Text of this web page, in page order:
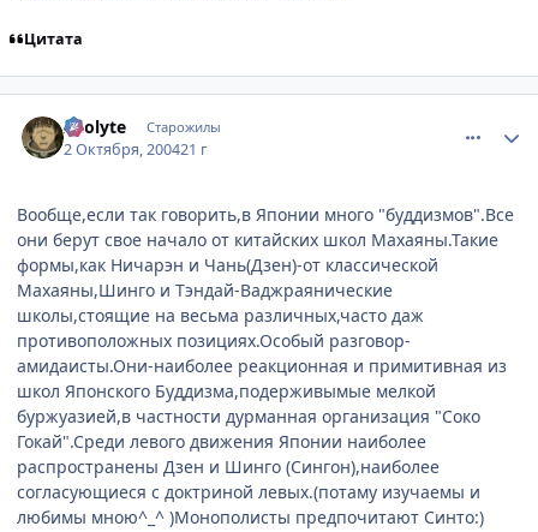
Цитата
Acolyte Старожилы
2 Октября, 200421 г
Вообще,если так говорить,в Японии много "буддизмов".Все
они берут свое начало от китайских школ Махаяны.Такие
формы,как Ничарэн и Чань(Дзен)-от классической
Махаяны,Шинго и Тэндай-Ваджраянические
школы,стоящие на весьма различных,часто даж
противоположных позициях.Особый разговор-
амидаисты.Они-наиболее реакционная и примитивная из
школ Японского Буддизма,подерживымые мелкой
буржуазией,в частности дурманная организация "Соко
Гокай".Среди левого движения Японии наиболее
распространены Дзен и Шинго (Сингон),наиболее
согласующиеся с доктриной левых.(потаму изучаемы и
любимы мною^_^ )Монополисты предпочитают Синто:)